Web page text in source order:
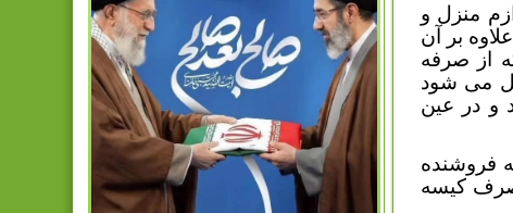
منزل و
بر آن
از صرفه
می شود
و در عین
فروشنده
کیسه